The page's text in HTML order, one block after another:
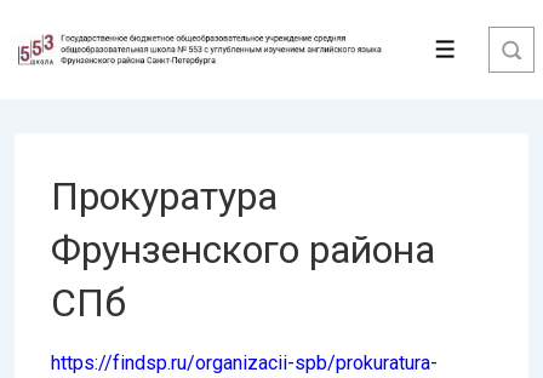
Перейти
Меню
Прокуратура
Фрунзенского района
СПб
https://findsp.ru/organizacii-spb/prokuratura-